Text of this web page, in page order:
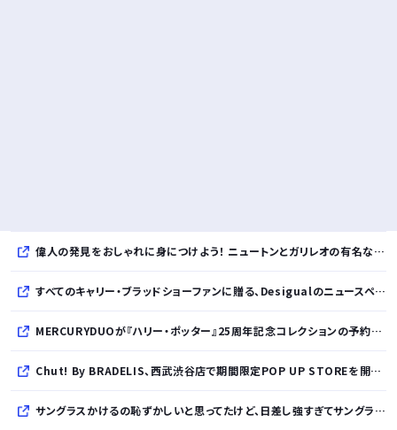
偉人の発見をおしゃれに身につけよう！ ニュートンとガリレオの有名な発見をモチーフにした、クールタッチTシャツ＆トートバッグが発売されました【QurioStore】
すべてのキャリー・ブラッドショーファンに贈る、Desigualのニュースペーパープリントコレクション
MERCURYDUOが『ハリー・ポッター』25周年記念コレクションの予約を開始
Chut! By BRADELIS、西武渋谷店で期間限定POP UP STOREを開催！全商品展開＆新作10%OFFの特別な6日間
サングラスかけるの恥ずかしいと思ってたけど、日差し強すぎてサングラスかけ始めたわ